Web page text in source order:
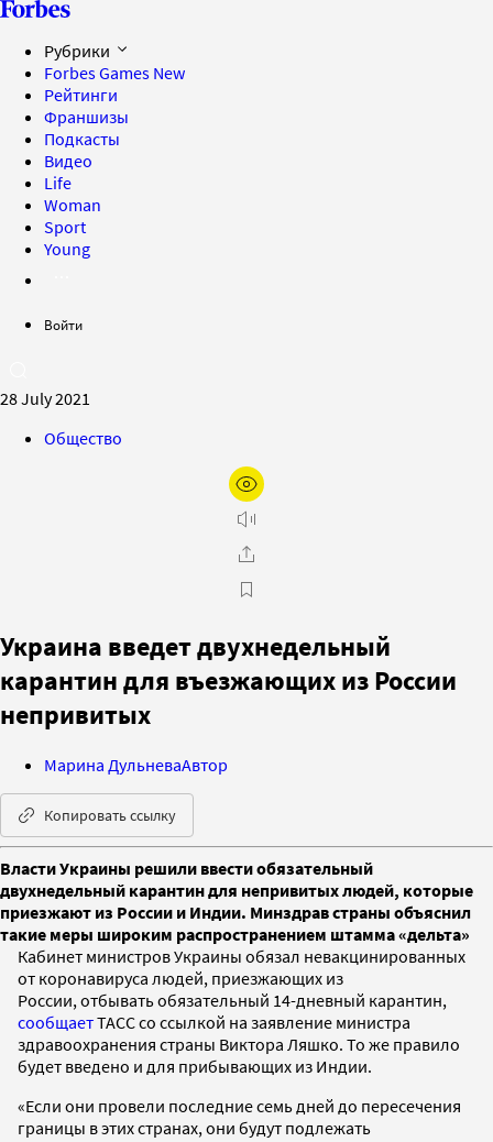
Рубрики
Forbes Games New
Рейтинги
Франшизы
Подкасты
Видео
Life
Woman
Sport
Young
Войти
28 July 2021
Общество
Украина введет двухнедельный
карантин для въезжающих из России
непривитых
Марина ДульневаАвтор
Копировать ссылку
Власти Украины решили ввести обязательный
двухнедельный карантин для непривитых людей, которые
приезжают из России и Индии. Минздрав страны объяснил
такие меры широким распространением штамма «дельта»
Кабинет министров Украины обязал невакцинированных
от коронавируса людей, приезжающих из
России, отбывать обязательный 14-дневный карантин,
сообщаетТАСС со ссылкой на заявление министра
здравоохранения страны Виктора Ляшко. То же правило
будет введено и для прибывающих из Индии.
«Если они провели последние семь дней до пересечения
границы в этих странах, они будут подлежать